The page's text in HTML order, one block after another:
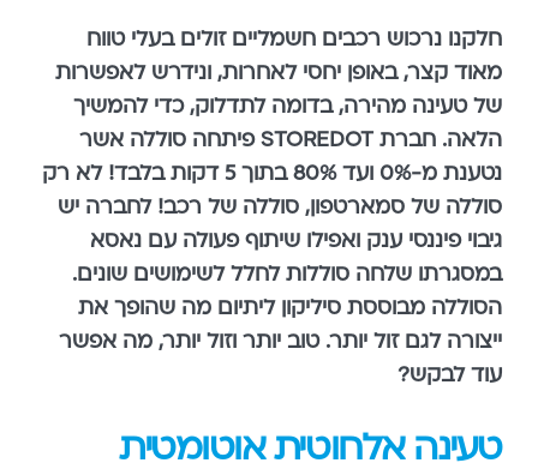
חלקנו נרכוש רכבים חשמליים זולים בעלי טווח
מאוד קצר, באופן יחסי לאחרות, ונידרש לאפשרות
של טעינה מהירה, בדומה לתדלוק, כדי להמשיך
הלאה. חברת STOREDOT פיתחה סוללה אשר
נטענת מ-0% ועד 80% בתוך 5 דקות בלבד! לא רק
סוללה של סמארטפון, סוללה של רכב! לחברה יש
גיבוי פיננסי ענק ואפילו שיתוף פעולה עם נאסא
במסגרתו שלחה סוללות לחלל לשימושים שונים.
הסוללה מבוססת סיליקון ליתיום מה שהופך את
ייצורה לגם זול יותר. טוב יותר וזול יותר, מה אפשר
עוד לבקש?
טעינה אלחוטית אוטומטית